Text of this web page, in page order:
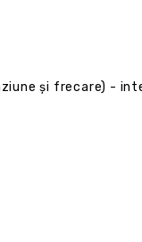
și frecare) -